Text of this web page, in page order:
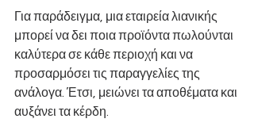
Για παράδειγμα, μια εταιρεία λιανικής
μπορεί να δει ποια προϊόντα πωλούνται
καλύτερα σε κάθε περιοχή και να
προσαρμόσει τις παραγγελίες της
ανάλογα. Έτσι, μειώνει τα αποθέματα και
αυξάνει τα κέρδη.